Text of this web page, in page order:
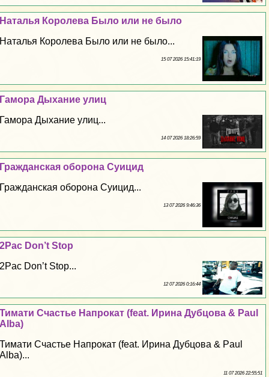
Наталья Королева Было или не было
Наталья Королева Было или не было...
15 07 2026 15:41:19
Гамора Дыхание улиц
Гамора Дыхание улиц...
14 07 2026 18:26:59
Гражданская оборона Суицид
Гражданская оборона Суицид...
13 07 2026 9:46:36
2Pac Don’t Stop
2Pac Don’t Stop...
12 07 2026 0:16:44
Тимати Счастье Напрокат (feat. Ирина Дубцова & Paul
Alba)
Тимати Счастье Напрокат (feat. Ирина Дубцова & Paul
Alba)...
11 07 2026 22:55:51